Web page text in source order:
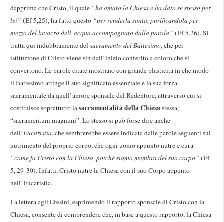
dapprima che Cristo, il quale “ha amato la Chiesa e ha dato se stesso per
lei” (Ef 5,25), ha fatto questo “per renderla santa, purificandola per
mezzo del lavacro dell’acqua accompagnato dalla parola” (Ef 5,26). Si
tratta qui indubbiamente delsacramento del Battesimo, che per
istituzione di Cristo viene sin dall’inizio conferito a coloro che si
convertono. Le parole citate mostrano con grande plasticità in che modo
il Battesimo attinge il suo significato essenziale e la sua forza
sacramentale da quell’amore sponsale del Redentore, attraverso cui si
costituisce soprattutto lasacramentalità della Chiesastessa,
“sacramentum magnum”. Lo stesso si può forse dire anche
dell’Eucaristia, che sembrerebbe essere indicata dalle parole seguenti sul
nutrimento del proprio corpo, che ogni uomo appunto nutre e cura
“come fa Cristo con la Chiesa, poiché siamo membra del suo corpo”(Ef
5, 29-30). Infatti, Cristo nutre la Chiesa con il suo Corpo appunto
nell’Eucaristia.
La lettera agli Efesini, esprimendo il rapporto sponsale di Cristo con la
Chiesa, consente di comprendere che, in base a questo rapporto, la Chiesa